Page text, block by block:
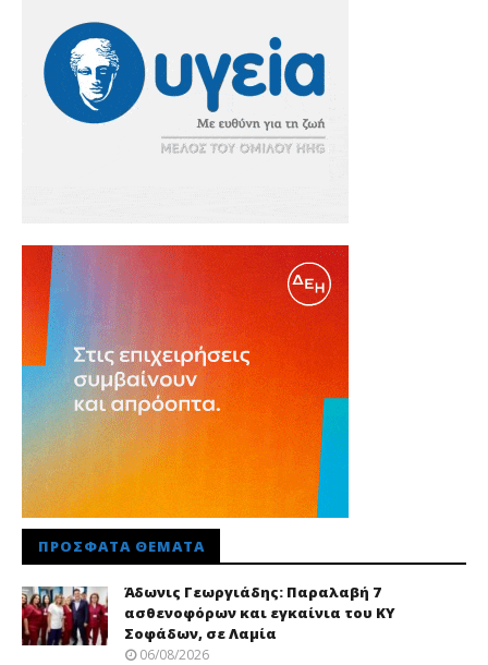
ΠΡΌΣΦΑΤΑ ΘΈΜΑΤΑ
Άδωνις Γεωργιάδης: Παραλαβή 7
ασθενοφόρων και εγκαίνια του ΚΥ
Σοφάδων, σε Λαμία
06/08/2026